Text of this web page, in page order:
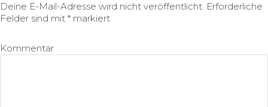
Deine E-Mail-Adresse wird nicht veröffentlicht. Erforderliche
Felder sind mit * markiert
Kommentar